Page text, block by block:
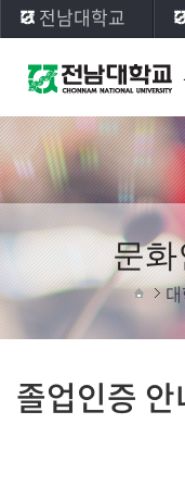
전남대학교
문
졸업인증 안